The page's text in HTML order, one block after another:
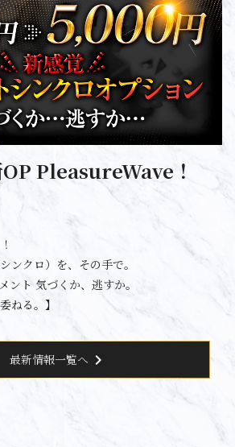
PleasureWave！
ンクロ）を、その手で。
ント 気づくか、逃すか。
ねる。】
最新情報一覧へ chevron_right